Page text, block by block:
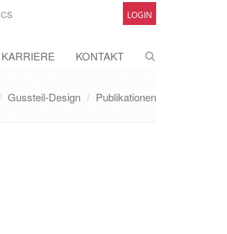
CS LOGIN
KARRIERE KONTAKT
Gussteil-Design Publikationen